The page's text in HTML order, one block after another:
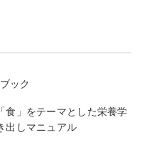
ック
食」をテーマとした栄養学
出しマニュアル